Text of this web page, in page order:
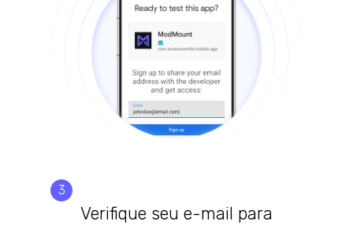
3
Verifique seu e-mail para